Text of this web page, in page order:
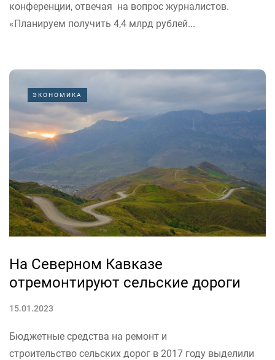
конференции, отвечая на вопрос журналистов.
«Планируем получить 4,4 млрд рублей...
ЭКОНОМИКА
На Северном Кавказе
отремонтируют сельские дороги
15.01.2023
Бюджетные средства на ремонт и
строительство сельских дорог в 2017 году выделили